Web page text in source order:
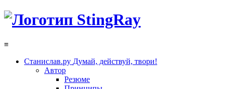
≡
Станислав.ру Думай, действуй, твори!
Автор
Резюме